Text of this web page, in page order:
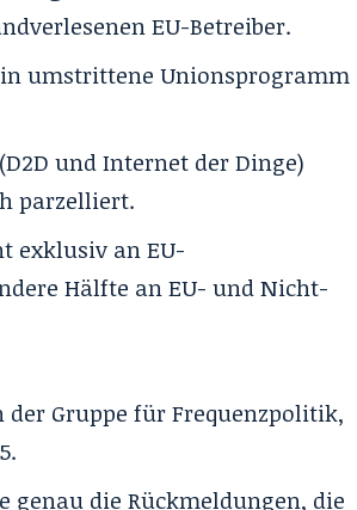
EU-Betreiber.
umstrittene Unionsprogramm
und Internet der Dinge)
parzelliert.
exklusiv an EU-
Hälfte an EU- und Nicht-
Gruppe für Frequenzpolitik,
genau die Rückmeldungen, die